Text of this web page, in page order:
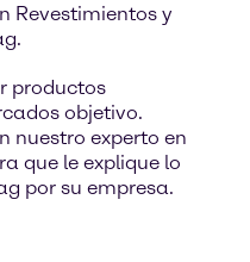
Revestimientos y
productos
objetivo.
nuestro experto en
que le explique lo
por su empresa.